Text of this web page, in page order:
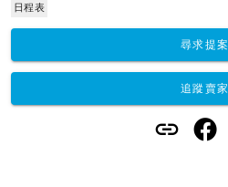
日程表
尋求提案
追蹤賣家